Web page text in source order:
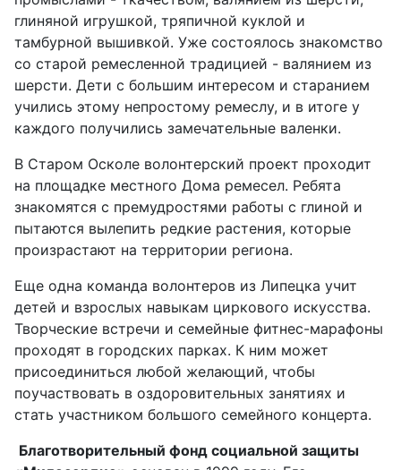
глиняной игрушкой, тряпичной куклой и
тамбурной вышивкой. Уже состоялось знакомство
со старой ремесленной традицией - валянием из
шерсти. Дети с большим интересом и старанием
учились этому непростому ремеслу, и в итоге у
каждого получились замечательные валенки.
В Старом Осколе волонтерский проект проходит
на площадке местного Дома ремесел. Ребята
знакомятся с премудростями работы с глиной и
пытаются вылепить редкие растения, которые
произрастают на территории региона.
Еще одна команда волонтеров из Липецка учит
детей и взрослых навыкам циркового искусства.
Творческие встречи и семейные фитнес-марафоны
проходят в городских парках. К ним может
присоединиться любой желающий, чтобы
поучаствовать в оздоровительных занятиях и
стать участником большого семейного концерта.
Благотворительный фонд социальной защиты